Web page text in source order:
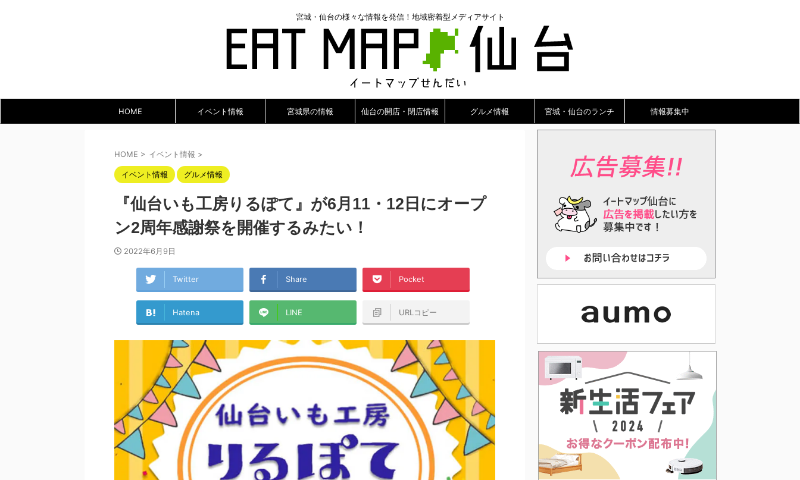
宮城・仙台の様々な情報を発信！地域密着型メディアサイト
HOME イベント情報 宮城県の情報 仙台の開店・閉店情報 グルメ情報 宮城・仙台のランチ 情報募集中
HOME > イベント情報 >
イベント情報 グルメ情報
『仙台いも工房りるぽて』が6月11・12日にオープ
ン2周年感謝祭を開催するみたい！
2022年6月9日
Twitter Share Pocket
Hatena LINE URLコピー